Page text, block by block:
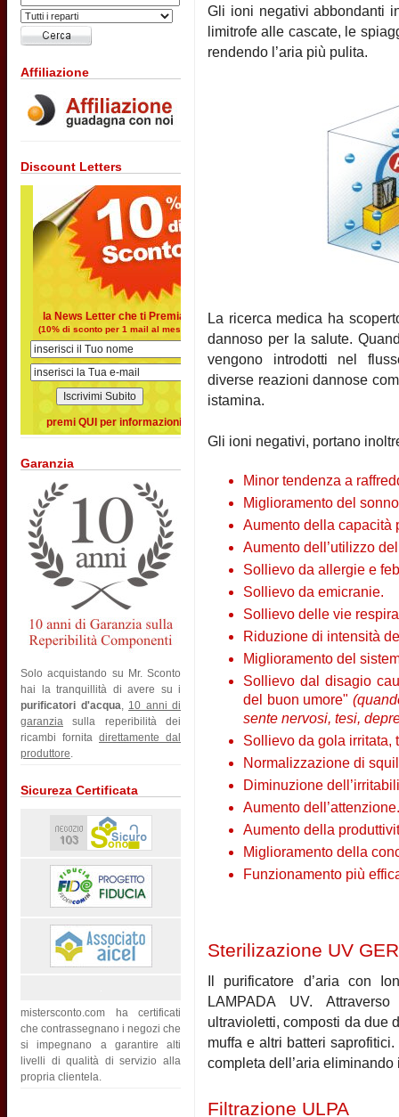
Affiliazione
Discount Letters
la News Letter che ti Premia
(10% di sconto per 1 mail al mese)
premi QUI per informazioni
Garanzia
Solo acquistando su Mr. Sconto
hai la tranquillità di avere su i
purificatori d'acqua, 10 anni di
garanzia sulla reperibilità dei
ricambi fornita direttamente dal
produttore.
Sicureza Certificata
mistersconto.com ha certificati
che contrassegnano i negozi che
si impegnano a garantire alti
livelli di qualità di servizio alla
propria clientela.
Gli ioni negativi abbondanti
limitrofe alle cascate, le
rendendo l’aria più pulita.
La ricerca medica ha
dannoso per la salute.
vengono introdotti nel
diverse reazioni dannose
istamina.
Gli ioni negativi, portano
Minor tendenza a
Miglioramento del
Aumento della capacità
Aumento dell’utilizzo
Sollievo da allergie e
Sollievo da emicranie.
Sollievo delle vie
Riduzione di intensità
Miglioramento del
Sollievo dal disagio
del buon umore"
sente nervosi, tesi,
Sollievo da gola irritata,
Normalizzazione di
Diminuzione
Aumento dell’attenzione.
Aumento della
Miglioramento della
Funzionamento più
Sterilizazione UV
Il purificatore d’aria con
LAMPADA UV.
ultravioletti, composti da due
muffa e altri batteri
completa dell’aria
Filtrazione ULPA